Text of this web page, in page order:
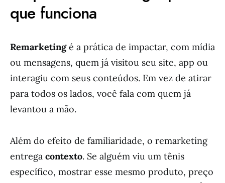
que funciona
Remarketingé a prática de impactar, com mídia
ou mensagens, quem já visitou seu site, app ou
interagiu com seus conteúdos. Em vez de atirar
para todos os lados, você fala com quem já
levantou a mão.
Além do efeito de familiaridade, o remarketing
entrega contexto. Se alguém viu um tênis
específico, mostrar esse mesmo produto, preço